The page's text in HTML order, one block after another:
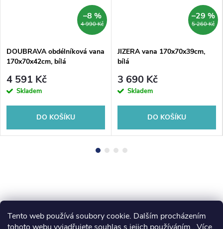
Tento web používá soubory cookie. Dalším procházením
4 990 Kč
–8 %
DOUBRAVA obdélníková vana
170x70x42cm, bílá
4 591 Kč
Skladem
DO KOŠÍKU
5 260 Kč
–29 %
JIZERA vana 170x70x39cm,
bílá
3 690 Kč
Skladem
DO KOŠÍKU
koupelny-sanita.cz kupelne-online.sk